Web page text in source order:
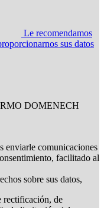
Le recomendamos
sus datos
DOMENECH
enviarle comunicaciones
facilitado al
sobre sus datos,
rectificación, de